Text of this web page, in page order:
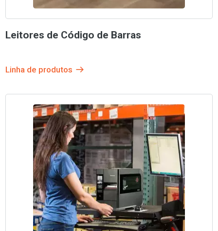
Leitores de Código de Barras
Linha de produtos